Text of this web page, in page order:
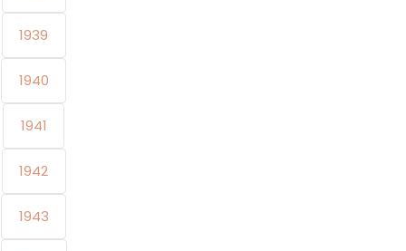
1939
1940
1941
1942
1943